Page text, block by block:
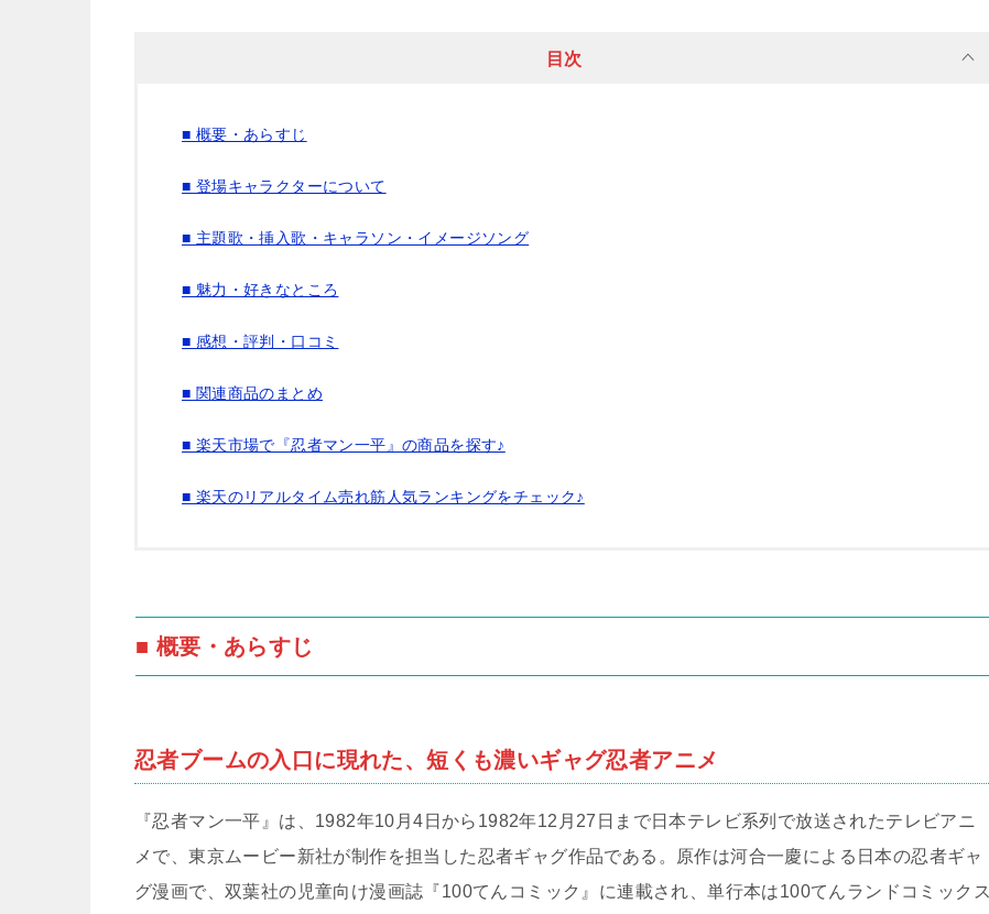
目次
■ 概要・あらすじ
■ 登場キャラクターについて
■ 主題歌・挿入歌・キャラソン・イメージソング
■ 魅力・好きなところ
■ 感想・評判・口コミ
■ 関連商品のまとめ
■ 楽天市場で『忍者マン一平』の商品を探す♪
■ 楽天のリアルタイム売れ筋人気ランキングをチェック♪
■ 概要・あらすじ
忍者ブームの入口に現れた、短くも濃いギャグ忍者アニメ
『忍者マン一平』は、1982年10月4日から1982年12月27日まで日本テレビ系列で放送されたテレビアニ
メで、東京ムービー新社が制作を担当した忍者ギャグ作品である。原作は河合一慶による日本の忍者ギャ
グ漫画で、双葉社の児童向け漫画誌『100てんコミック』に連載され、単行本は100てんランドコミックス